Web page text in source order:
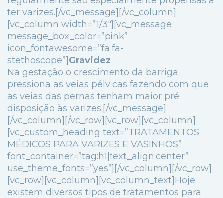
ter varizes.[/vc_message][/vc_column]
[vc_column width=”1/3″][vc_message
message_box_color=”pink”
icon_fontawesome=”fa fa-
stethoscope”]Gravidez
Na gestação o crescimento da barriga
pressiona as veias pélvicas fazendo com que
as veias das pernas tenham maior pré
disposição às varizes.[/vc_message]
[/vc_column][/vc_row][vc_row][vc_column]
[vc_custom_heading text=”TRATAMENTOS
MÉDICOS PARA VARIZES E VASINHOS”
font_container=”tag:h1|text_align:center”
use_theme_fonts=”yes”][/vc_column][/vc_row]
[vc_row][vc_column][vc_column_text]Hoje
existem diversos tipos de tratamentos para